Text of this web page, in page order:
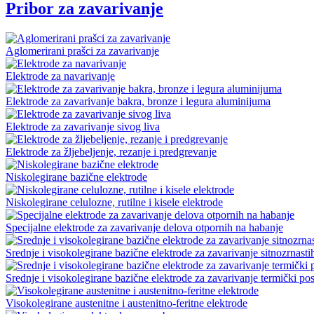
Pribor za zavarivanje
Aglomerirani prašci za zavarivanje
Elektrode za navarivanje
Elektrode za zavarivanje bakra, bronze i legura aluminijuma
Elektrode za zavarivanje sivog liva
Elektrode za žljebeljenje, rezanje i predgrevanje
Niskolegirane bazične elektrode
Niskolegirane celulozne, rutilne i kisele elektrode
Specijalne elektrode za zavarivanje delova otpornih na habanje
Srednje i visokolegirane bazične elektrode za zavarivanje
Srednje i visokolegirane bazične elektrode za zavarivanje termički
Visokolegirane austenitne i austenitno-feritne elektrode